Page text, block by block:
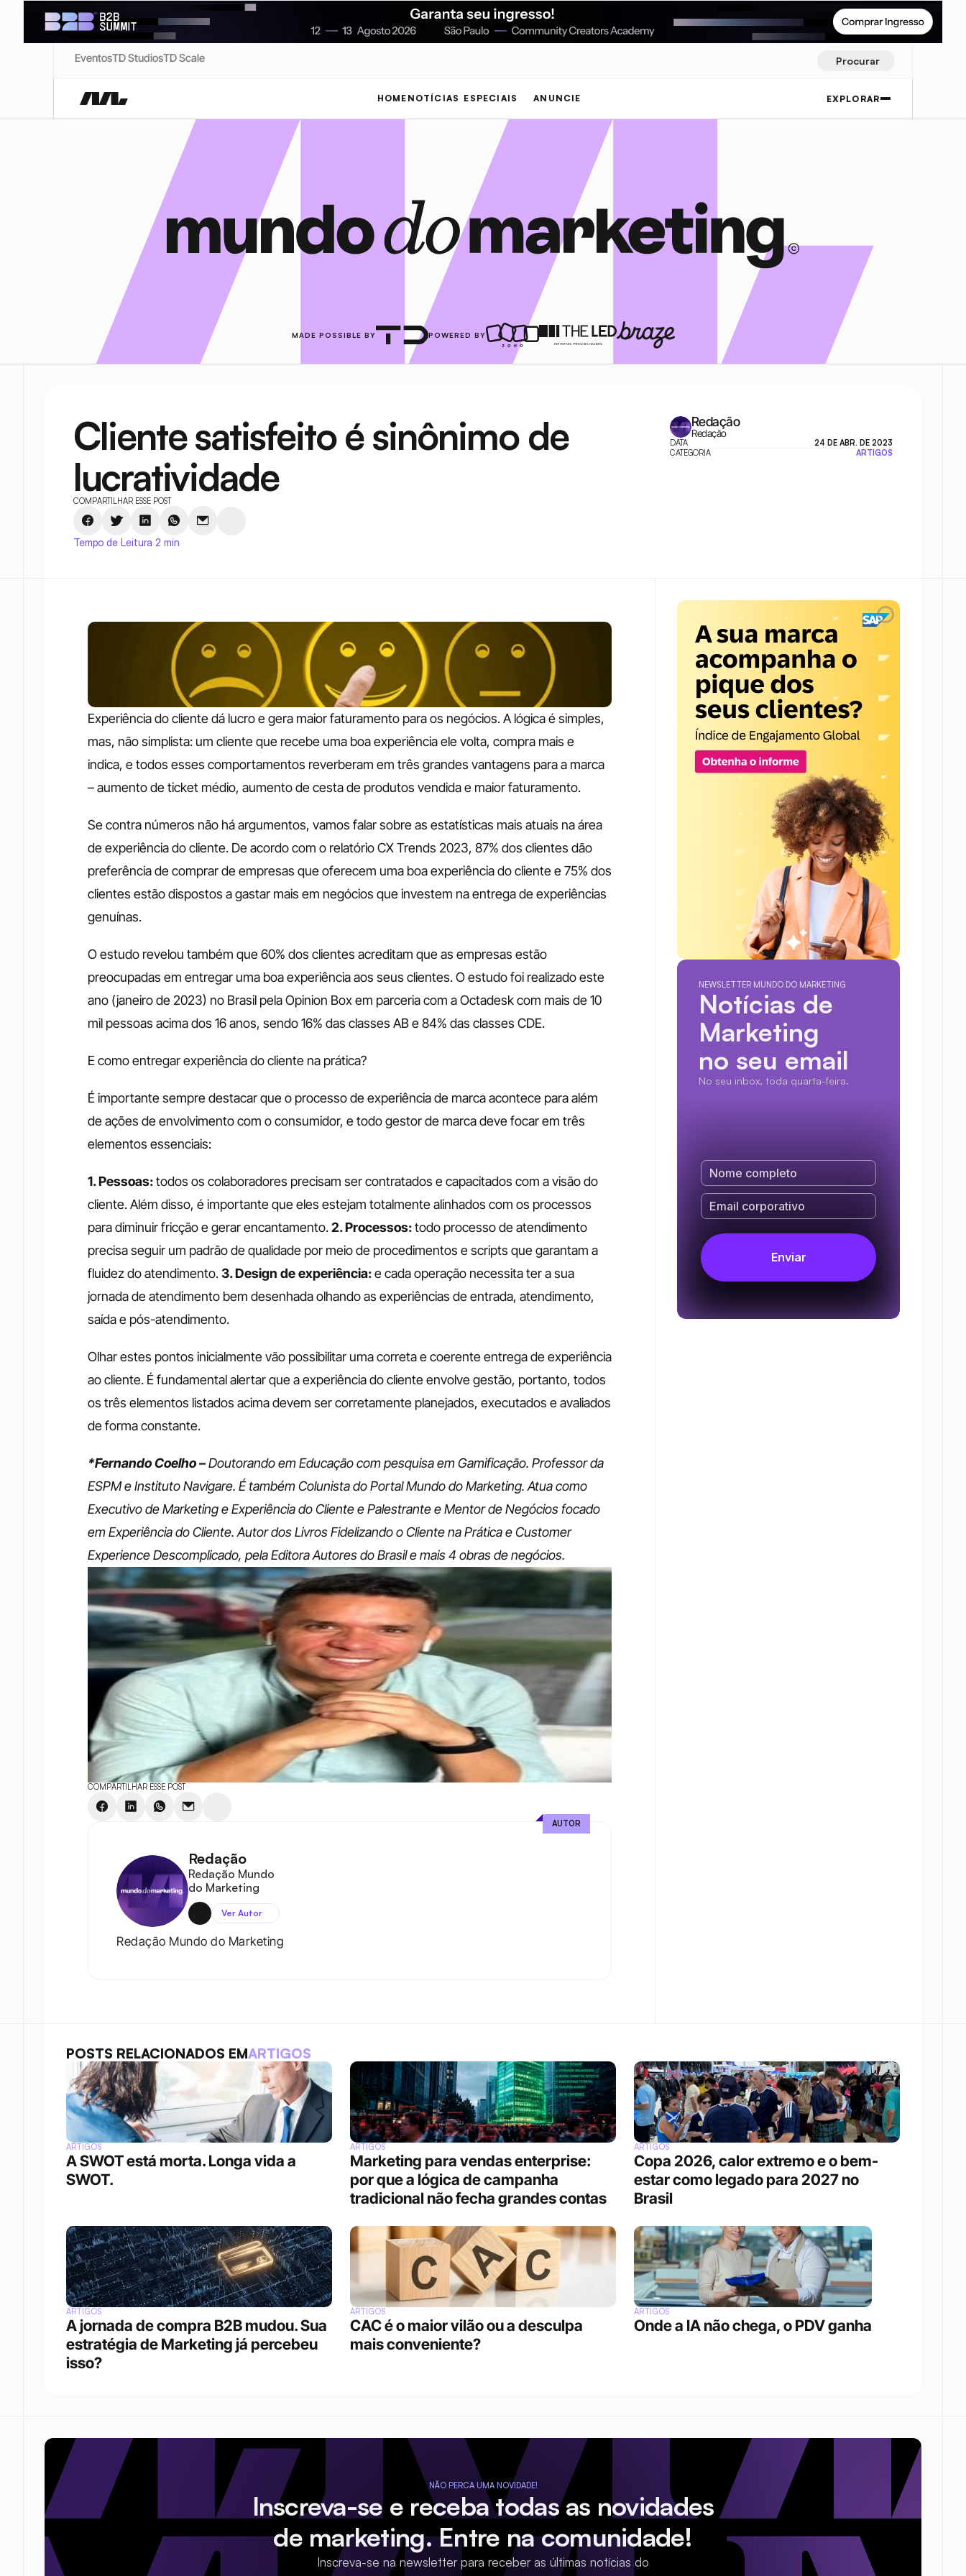
EventosTD StudiosTD Scale Procurar
HOME NOTÍCIAS ESPECIAIS ANUNCIE EXPLORAR
MADE POSSIBLE BY POWERED BY
Cliente satisfeito é sinônimo de
lucratividade
COMPARTILHAR ESSE POST
Tempo de Leitura 2 min
Redação
Redação
DATA
24 DE ABR. DE 2023
CATEGORIA
ARTIGOS
Experiência do cliente dá lucro e gera maior faturamento para os negócios. A lógica é simples,
mas, não simplista: um cliente que recebe uma boa experiência ele volta, compra mais e
indica, e todos esses comportamentos reverberam em três grandes vantagens para a marca
– aumento de ticket médio, aumento de cesta de produtos vendida e maior faturamento.
Se contra números não há argumentos, vamos falar sobre as estatísticas mais atuais na área
de experiência do cliente. De acordo com o relatório CX Trends 2023, 87% dos clientes dão
preferência de comprar de empresas que oferecem uma boa experiência do cliente e 75% dos
clientes estão dispostos a gastar mais em negócios que investem na entrega de experiências
genuínas.
O estudo revelou também que 60% dos clientes acreditam que as empresas estão
preocupadas em entregar uma boa experiência aos seus clientes. O estudo foi realizado este
ano (janeiro de 2023) no Brasil pela Opinion Box em parceria com a Octadesk com mais de 10
mil pessoas acima dos 16 anos, sendo 16% das classes AB e 84% das classes CDE.
E como entregar experiência do cliente na prática?
É importante sempre destacar que o processo de experiência de marca acontece para além
de ações de envolvimento com o consumidor, e todo gestor de marca deve focar em três
elementos essenciais:
1. Pessoas: todos os colaboradores precisam ser contratados e capacitados com a visão do
cliente. Além disso, é importante que eles estejam totalmente alinhados com os processos
para diminuir fricção e gerar encantamento. 2. Processos: todo processo de atendimento
precisa seguir um padrão de qualidade por meio de procedimentos e scripts que garantam a
fluidez do atendimento. 3. Design de experiência: e cada operação necessita ter a sua
jornada de atendimento bem desenhada olhando as experiências de entrada, atendimento,
saída e pós-atendimento.
Olhar estes pontos inicialmente vão possibilitar uma correta e coerente entrega de experiência
ao cliente. É fundamental alertar que a experiência do cliente envolve gestão, portanto, todos
os três elementos listados acima devem ser corretamente planejados, executados e avaliados
de forma constante.
*Fernando Coelho – Doutorando em Educação com pesquisa em Gamificação. Professor da
ESPM e Instituto Navigare. É também Colunista do Portal Mundo do Marketing. Atua como
Executivo de Marketing e Experiência do Cliente e Palestrante e Mentor de Negócios focado
em Experiência do Cliente. Autor dos Livros Fidelizando o Cliente na Prática e Customer
Experience Descomplicado, pela Editora Autores do Brasil e mais 4 obras de negócios.
COMPARTILHAR ESSE POST
Redação
Redação Mundo
do Marketing
Ver Autor
Redação Mundo do Marketing
AUTOR
NEWSLETTER MUNDO DO MARKETING
Notícias de
Marketing
no seu email
No seu inbox, toda quarta-feira.
POSTS RELACIONADOS EMARTIGOS
ARTIGOS
A SWOT está morta. Longa vida a
SWOT.
ARTIGOS
Marketing para vendas enterprise:
por que a lógica de campanha
tradicional não fecha grandes contas
ARTIGOS
Copa 2026, calor extremo e o bem-
estar como legado para 2027 no
Brasil
ARTIGOS
A jornada de compra B2B mudou. Sua
estratégia de Marketing já percebeu
isso?
ARTIGOS
CAC é o maior vilão ou a desculpa
mais conveniente?
ARTIGOS
Onde a IA não chega, o PDV ganha
NÃO PERCA UMA NOVIDADE!
Inscreva-se e receba todas as novidades
de marketing. Entre na comunidade!
Inscreva-se na newsletter para receber as últimas notícias do